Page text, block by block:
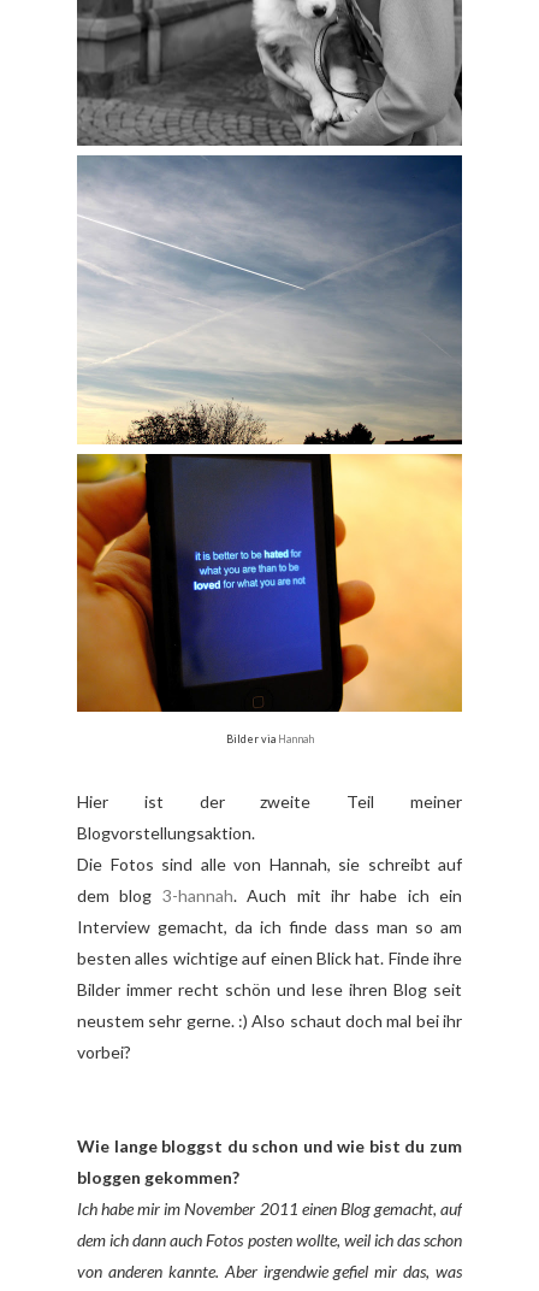
Bilder via Hannah
Hier ist der zweite Teil meiner
Blogvorstellungsaktion.
Die Fotos sind alle von Hannah, sie schreibt auf
dem blog 3-hannah. Auch mit ihr habe ich ein
Interview gemacht, da ich finde dass man so am
besten alles wichtige auf einen Blick hat. Finde ihre
Bilder immer recht schön und lese ihren Blog seit
neustem sehr gerne. :) Also schaut doch mal bei ihr
vorbei?
Wie lange bloggst du schon und wie bist du zum
bloggen gekommen?
Ich habe mir im November 2011 einen Blog gemacht, auf
dem ich dann auch Fotos posten wollte, weil ich das schon
von anderen kannte. Aber irgendwie gefiel mir das, was